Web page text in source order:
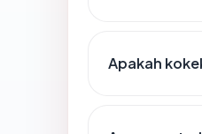
Apakah